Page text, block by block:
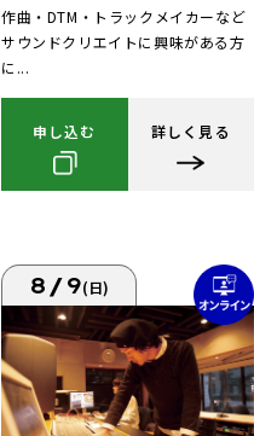
作曲・DTM・トラックメイカーなど
サウンドクリエイトに興味がある方
に...
申し込む 詳しく見る
8/9(日)